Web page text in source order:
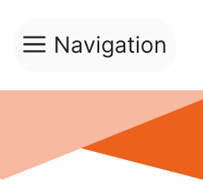
Navigation